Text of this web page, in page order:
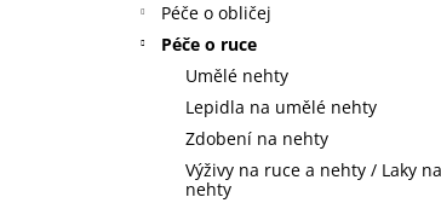
Péče o obličej
Péče o ruce
Umělé nehty
Lepidla na umělé nehty
Zdobení na nehty
Výživy na ruce a nehty / Laky na
nehty
HOUBIČKA NA MAKE-UP, KULATÁ